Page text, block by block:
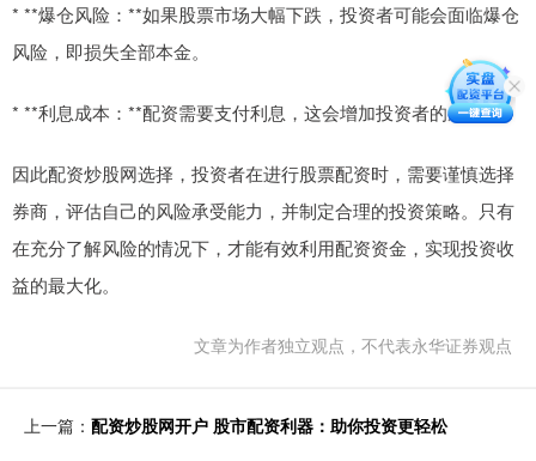
* **爆仓风险：**如果股票市场大幅下跌，投资者可能会面临爆仓
风险，即损失全部本金。
* **利息成本：**配资需要支付利息，这会增加投资者的成本。
因此配资炒股网选择，投资者在进行股票配资时，需要谨慎选择
券商，评估自己的风险承受能力，并制定合理的投资策略。只有
在充分了解风险的情况下，才能有效利用配资资金，实现投资收
益的最大化。
文章为作者独立观点，不代表永华证券观点
上一篇： 配资炒股网开户 股市配资利器：助你投资更轻松